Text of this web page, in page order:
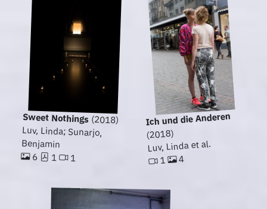
Sweet Nothings(2018)
Luv, Linda; Sunarjo,
Benjamin
6 1 1
Ich und die Anderen
(2018)
Luv, Linda et al.
1 4